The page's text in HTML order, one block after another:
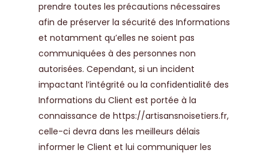
prendre toutes les précautions nécessaires
afin de préserver la sécurité des Informations
et notamment qu’elles ne soient pas
communiquées à des personnes non
autorisées. Cependant, si un incident
impactant l’intégrité ou la confidentialité des
Informations du Client est portée à la
connaissance de https://artisansnoisetiers.fr,
celle-ci devra dans les meilleurs délais
informer le Client et lui communiquer les